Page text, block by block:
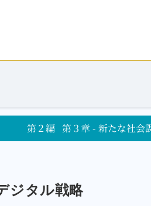
第２編 第３章 - 新たな社
ジタル戦略